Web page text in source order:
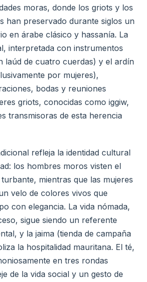
moras, donde los griots y los
han preservado durante siglos un
en árabe clásico y hassanía. La
interpretada con instrumentos
laúd de cuatro cuerdas) y el ardín
por mujeres),
bodas y reuniones
griots, conocidas como iggiw,
transmisoras de esta herencia
refleja la identidad cultural
los hombres moros visten el
mientras que las mujeres
velo de colores vivos que
con elegancia. La vida nómada,
sigue siendo un referente
y la jaima (tienda de campaña
la hospitalidad mauritana. El té,
en tres rondas
de la vida social y un gesto de